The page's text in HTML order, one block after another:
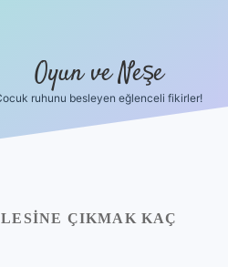
Oyun ve Neşe
ruhunu besleyen eğlenceli fikirler!
ÇIKMAK KAÇ